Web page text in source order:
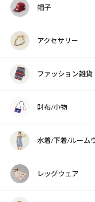
帽子
アクセサリー
ファッション雑貨
財布/小物
水着/下着/ルーム
レッグウェア